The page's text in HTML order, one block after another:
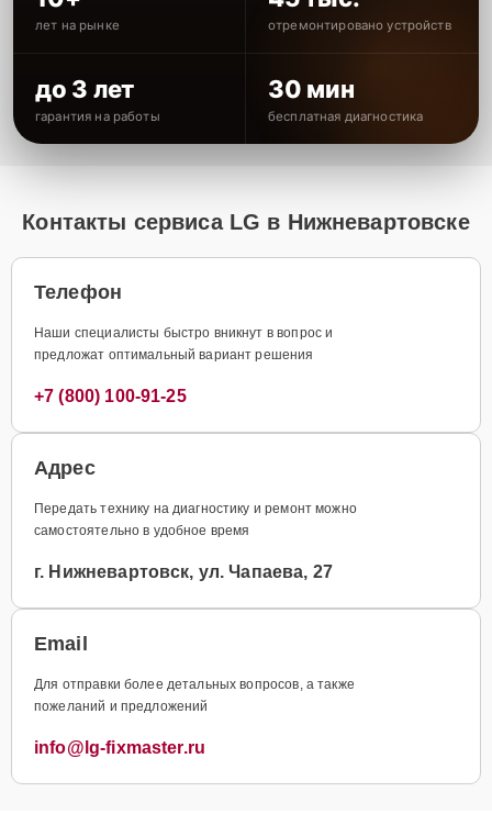
лет на рынке отремонтировано устройств
до 3 лет
гарантия на работы
30 мин
бесплатная диагностика
Контакты сервиса LG в Нижневартовске
Телефон
Наши специалисты быстро вникнут в вопрос и
предложат оптимальный вариант решения
+7 (800) 100-91-25
Адрес
Передать технику на диагностику и ремонт можно
самостоятельно в удобное время
г. Нижневартовск, ул. Чапаева, 27
Email
Для отправки более детальных вопросов, а также
пожеланий и предложений
info@lg-fixmaster.ru